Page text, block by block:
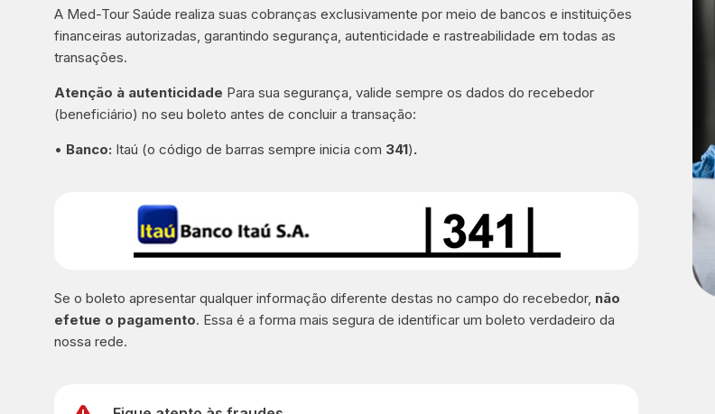
A Med-Tour Saúde realiza suas cobranças exclusivamente por meio de bancos e instituições
financeiras autorizadas, garantindo segurança, autenticidade e rastreabilidade em todas as
transações.
Atenção à autenticidade Para sua segurança, valide sempre os dados do recebedor
(beneficiário) no seu boleto antes de concluir a transação:
• Banco: Itaú (o código de barras sempre inicia com 341).
Se o boleto apresentar qualquer informação diferente destas no campo do recebedor, não
efetue o pagamento. Essa é a forma mais segura de identificar um boleto verdadeiro da
nossa rede.